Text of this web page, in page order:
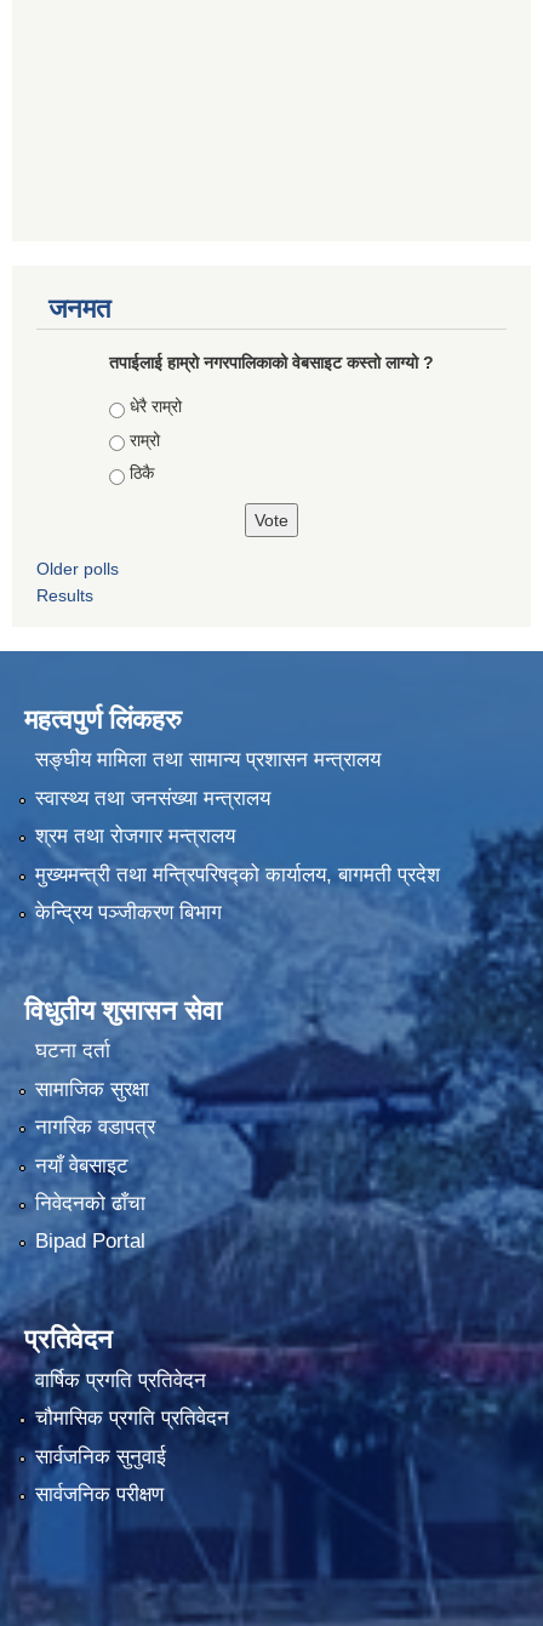
जनमत
तपाईलाई हाम्रो नगरपालिकाको वेबसाइट कस्तो लाग्यो ?
Choices
धेरै राम्रो
राम्रो
ठिकै
Older polls
Results
महत्वपुर्ण लिंकहरु
सङ्घीय मामिला तथा सामान्य प्रशासन मन्त्रालय
स्वास्थ्य तथा जनसंख्या मन्त्रालय
श्रम तथा रोजगार मन्त्रालय
मुख्यमन्त्री तथा मन्त्रिपरिषद्को कार्यालय, बागमती प्रदेश
केन्द्रिय पञ्जीकरण बिभाग
विधुतीय शुसासन सेवा
घटना दर्ता
सामाजिक सुरक्षा
नागरिक वडापत्र
नयाँ वेबसाइट
निवेदनको ढाँचा
Bipad Portal
प्रतिवेदन
वार्षिक प्रगति प्रतिवेदन
चौमासिक प्रगति प्रतिवेदन
सार्वजनिक सुनुवाई
सार्वजनिक परीक्षण